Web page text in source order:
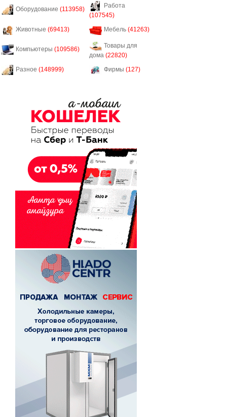
Оборудование (113958)
Работа
(107545)
Животные (69413) Мебель (41263)
Компьютеры (109586)
Товары для
дома (22820)
Разное (148999) Фирмы (127)